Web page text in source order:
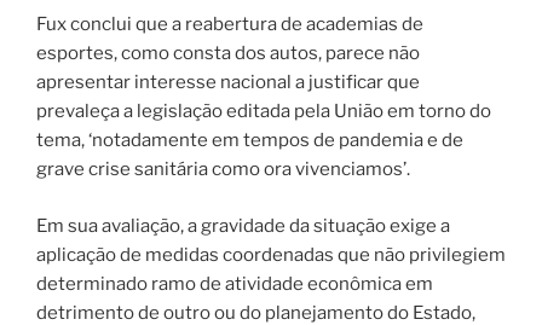
Fux conclui que a reabertura de academias de
esportes, como consta dos autos, parece não
apresentar interesse nacional a justificar que
prevaleça a legislação editada pela União em torno do
tema, ‘notadamente em tempos de pandemia e de
grave crise sanitária como ora vivenciamos’.
Em sua avaliação, a gravidade da situação exige a
aplicação de medidas coordenadas que não privilegiem
determinado ramo de atividade econômica em
detrimento de outro ou do planejamento do Estado,